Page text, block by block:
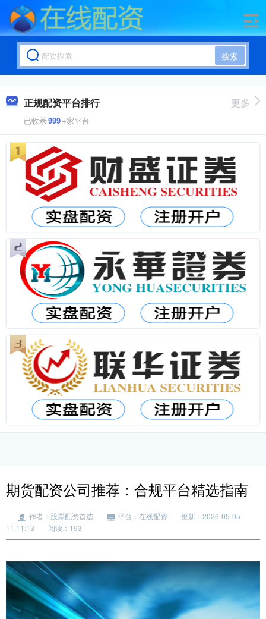
搜索
正规配资平台排行
已收录999+家平台
更多
期货配资公司推荐：合规平台精选指南
作者：股票配资首选 平台：在线配资
更新：2026-05-05
11:11:13
阅读：193